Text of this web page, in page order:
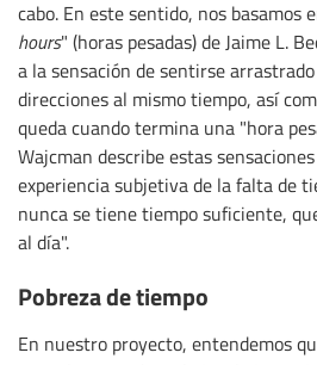
cabo. En este sentido, nos basamos
hours" (horas pesadas) de Jaime L.
a la sensación de sentirse
direcciones al mismo tiempo, así
queda cuando termina una "hora
Wajcman describe estas
experiencia subjetiva de la falta de
nunca se tiene tiempo suficiente,
al día".
Pobreza de tiempo
En nuestro proyecto, entendemos